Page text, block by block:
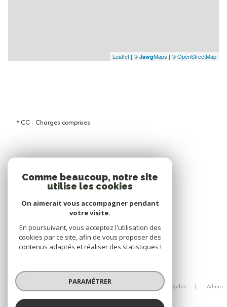
Leaflet | © JawgMaps | © OpenStreetMap
* CC : Charges comprises
© 2026 | Tous droits réservés
Nos partenaires Mentions légales
Admin
Comme beaucoup, notre site
utilise les cookies
On aimerait vous accompagner pendant
votre visite.
En poursuivant, vous acceptez l'utilisation des
cookies par ce site, afin de vous proposer des
contenus adaptés et réaliser des statistiques !
PARAMÉTRER